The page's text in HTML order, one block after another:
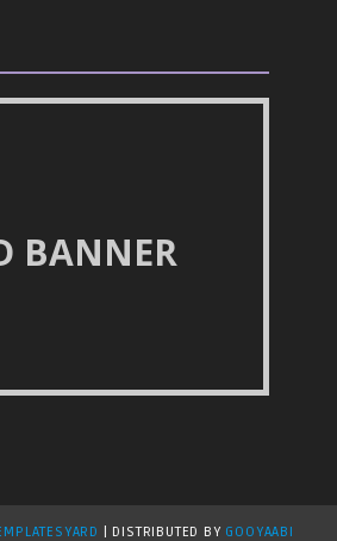
BANNER
| DISTRIBUTED BY GOOYAABI